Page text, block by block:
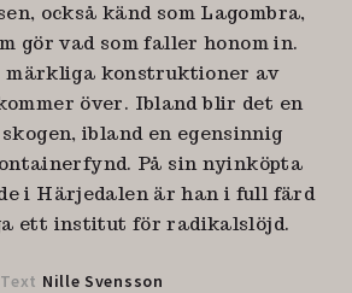
också känd som Lagombra,
gör vad som faller honom in.
märkliga konstruktioner av
över. Ibland blir det en
ibland en egensinnig
På sin nyinköpta
i Härjedalen är han i full färd
ett institut för radikalslöjd.
Text Nille Svensson